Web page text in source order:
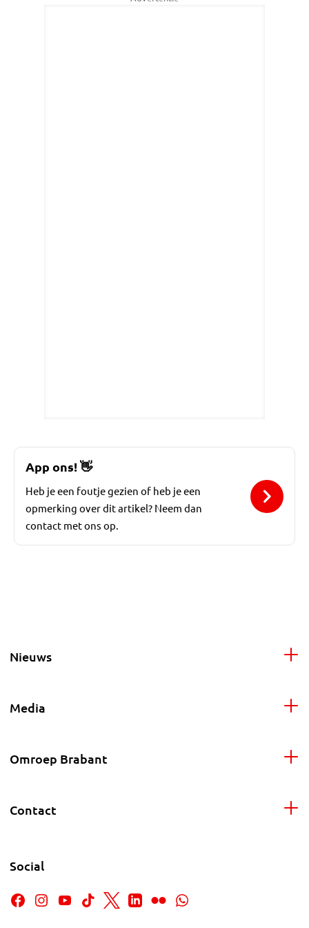
App ons!👋
Heb je een foutje gezien of heb je een
opmerking over dit artikel? Neem dan
contact met ons op.
Nieuws
Media
Omroep Brabant
Contact
Social